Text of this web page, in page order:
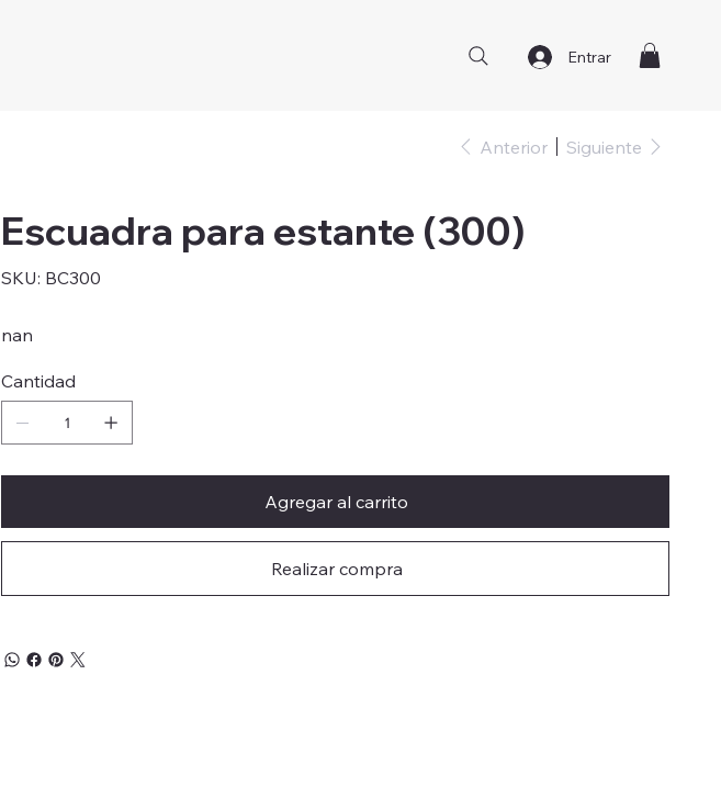
Entrar
Anterior Siguiente
Escuadra para estante (300)
SKU: SKU
BC300
BC300
nan
Cantidad
Agregar al carrito
Realizar compra